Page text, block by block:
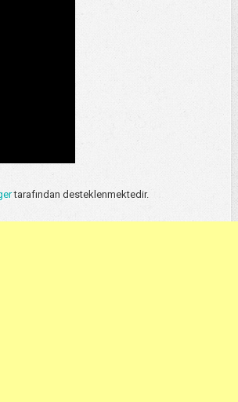
tarafından desteklenmektedir.